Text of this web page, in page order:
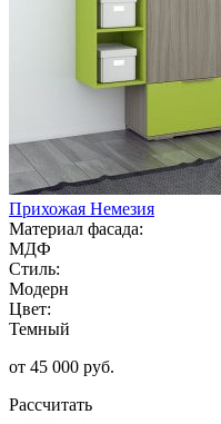
Прихожая Немезия
Материал фасада:
МДФ
Стиль:
Модерн
Цвет:
Темный
от 45 000 руб.
Рассчитать